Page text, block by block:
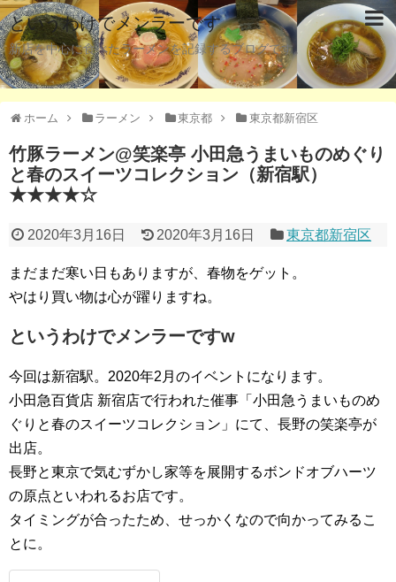
というわけでメンラーです
新店を中心に食べたラーメンを記録するブログです。
ホーム ラーメン 東京都 東京都新宿区
竹豚ラーメン@笑楽亭 小田急うまいものめぐり
と春のスイーツコレクション（新宿駅）
★★★★☆
2020年3月16日 2020年3月16日 東京都新宿区
まだまだ寒い日もありますが、春物をゲット。
やはり買い物は心が躍りますね。
というわけでメンラーですw
今回は新宿駅。2020年2月のイベントになります。
小田急百貨店 新宿店で行われた催事「小田急うまいものめ
ぐりと春のスイーツコレクション」にて、長野の笑楽亭が
出店。
長野と東京で気むずかし家等を展開するボンドオブハーツ
の原点といわれるお店です。
タイミングが合ったため、せっかくなので向かってみるこ
とに。